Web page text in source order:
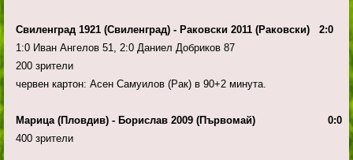
Свиленград 1921 (Свиленград) - Раковски 2011 (Раковски) 2:0
1:0 Иван Ангелов 51, 2:0 Даниел Добриков 87
200 зрители
червен картон: Асен Самуилов (Рак) в 90+2 минута.
Марица (Пловдив) - Борислав 2009 (Първомай) 0:0
400 зрители